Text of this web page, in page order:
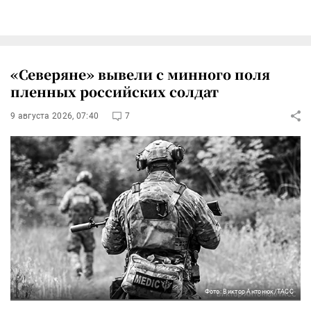
«Северяне» вывели с минного поля
пленных российских солдат
9 августа 2026, 07:40 7
Фото: Виктор Антонюк/ТАСС